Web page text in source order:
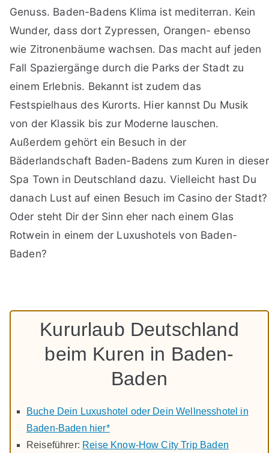
Genuss. Baden-Badens Klima ist mediterran. Kein
Wunder, dass dort Zypressen, Orangen- ebenso
wie Zitronenbäume wachsen. Das macht auf jeden
Fall Spaziergänge durch die Parks der Stadt zu
einem Erlebnis. Bekannt ist zudem das
Festspielhaus des Kurorts. Hier kannst Du Musik
von der Klassik bis zur Moderne lauschen.
Außerdem gehört ein Besuch in der
Bäderlandschaft Baden-Badens zum Kuren in dieser
Spa Town in Deutschland dazu. Vielleicht hast Du
danach Lust auf einen Besuch im Casino der Stadt?
Oder steht Dir der Sinn eher nach einem Glas
Rotwein in einem der Luxushotels von Baden-
Baden?
Kururlaub Deutschland
beim Kuren in Baden-
Baden
Buche Dein Luxushotel oder Dein Wellnesshotel in
Baden-Baden hier*
Reiseführer: Reise Know-How City Trip Baden